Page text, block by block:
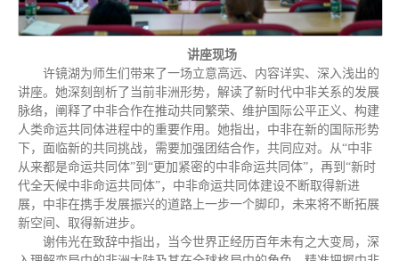
讲座现场
许镜湖为师生们带来了一场立意高远、内容详实、深入浅出的
讲座。她深刻剖析了当前非洲形势，解读了新时代中非关系的发展
脉络，阐释了中非合作在推动共同繁荣、维护国际公平正义、构建
人类命运共同体进程中的重要作用。她指出，中非在新的国际形势
下，面临新的共同挑战，需要加强团结合作，共同应对。从“中非
从来都是命运共同体”到“更加紧密的中非命运共同体”，再到“新时
代全天候中非命运共同体”，中非命运共同体建设不断取得新进
展，中非在携手发展振兴的道路上一步一个脚印，未来将不断拓展
新空间、取得新进步。
谢伟光在致辞中指出，当今世界正经历百年未有之大变局，深